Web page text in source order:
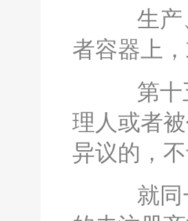
生产、
者容器上
第十五
理人或者
异议的，
就同一